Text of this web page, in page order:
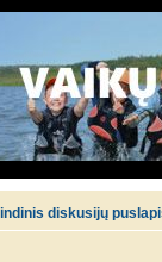
diskusijų